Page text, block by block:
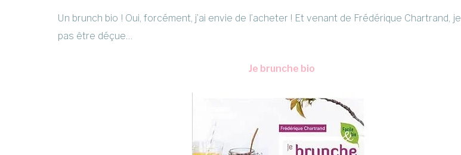
Un brunch bio ! Oui, forcément, j’ai envie de l’acheter ! Et venant de Frédérique Chartrand,
pas être déçue…
Je brunche bio